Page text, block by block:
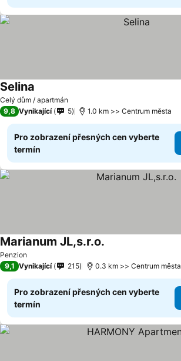
Celý dům / apartmán
Selina
9,8 Vynikající 5 1.0 km >> Centrum města
Pro zobrazení přesných cen vyberte
termín
Penzion
Marianum JL,s.r.o.
9,1 Vynikající 215 0.3 km >> Centrum města
Pro zobrazení přesných cen vyberte
termín